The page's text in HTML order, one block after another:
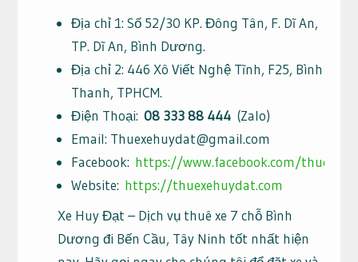
Địa chỉ 1: Số 52/30 KP. Đông Tân, F. Dĩ An,
TP. Dĩ An, Bình Dương.
Địa chỉ 2: 446 Xô Viết Nghệ Tĩnh, F25, Bình
Thanh, TPHCM.
Điện Thoại: 08 333 88 444(Zalo)
Email: Thuexehuydat@gmail.com
Facebook: https://www.facebook.com/
Website: https://thuexehuydat.com
Xe Huy Đạt – Dịch vụ thuê xe 7 chỗ Bình
Dương đi Bến Cầu, Tây Ninh tốt nhất hiện